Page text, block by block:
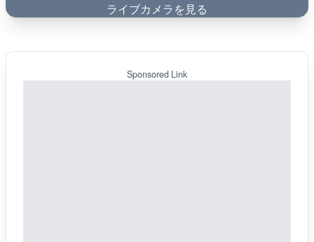
ライブカメラを見る
Sponsored Link